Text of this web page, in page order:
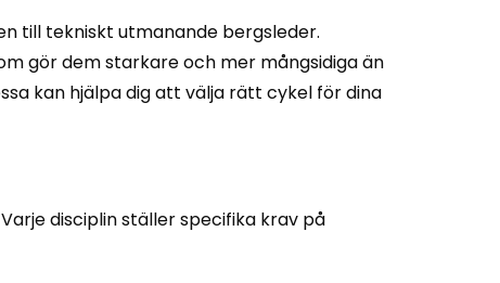
till tekniskt utmanande bergsleder.
gör dem starkare och mer mångsidiga än
kan hjälpa dig att välja rätt cykel för dina
disciplin ställer specifika krav på